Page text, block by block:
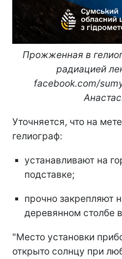
Прожженная в
радиацией
facebook.com/
Уточняется, что на
гелиограф:
устанавливают на
подставке;
прочно закрепляют
деревянном столбе
"Место установки
открыто солнцу при